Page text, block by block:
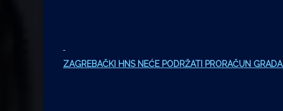
ZAGREBAČKI HNS NEĆE PODRŽATI PRORAČUN